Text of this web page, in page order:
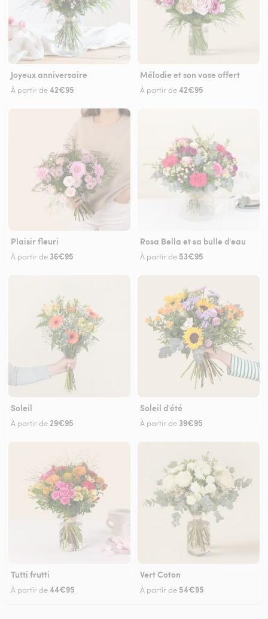
Joyeux anniversaire
À partir de42€95
Mélodie et son vase offert
À partir de42€95
Plaisir fleuri
À partir de 36€95
Rosa Bella et sa bulle d'eau
À partir de 53€95
Soleil
À partir de 29€95
Soleil d'été
À partir de 39€95
Tutti frutti
À partir de44€95
Vert Coton
À partir de 54€95